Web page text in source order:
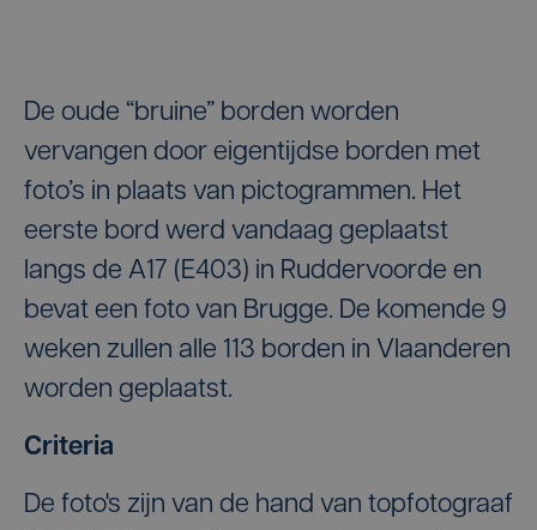
De oude “bruine” borden worden
vervangen door eigentijdse borden met
foto’s in plaats van pictogrammen. Het
eerste bord werd vandaag geplaatst
langs de A17 (E403) in Ruddervoorde en
bevat een foto van Brugge. De komende 9
weken zullen alle 113 borden in Vlaanderen
worden geplaatst.
Criteria
De foto's zijn van de hand van topfotograaf